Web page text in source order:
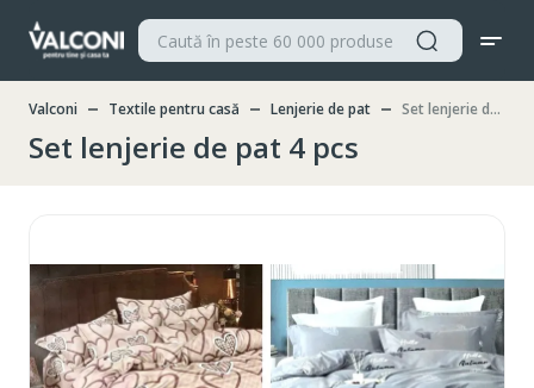
Valconi Textile pentru casă Lenjerie de pat Set lenjerie de pat 4 pcs
Set lenjerie de pat 4 pcs